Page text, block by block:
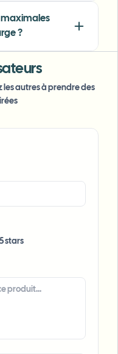
maximales
?
les autres à prendre des
5stars